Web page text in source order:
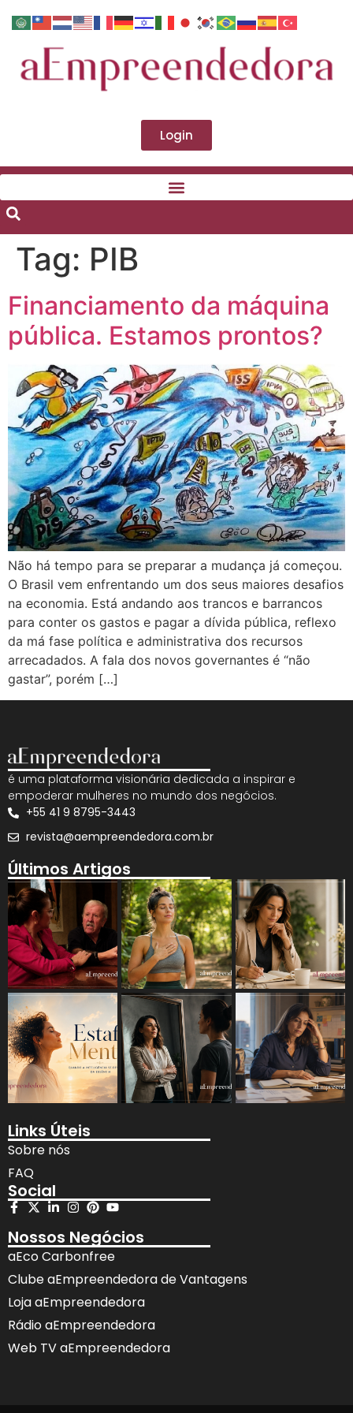
Login
Tag: PIB
Financiamento da máquina
pública. Estamos prontos?
Não há tempo para se preparar a mudança já começou.
O Brasil vem enfrentando um dos seus maiores desafios
na economia. Está andando aos trancos e barrancos
para conter os gastos e pagar a dívida pública, reflexo
da má fase política e administrativa dos recursos
arrecadados. A fala dos novos governantes é “não
gastar”, porém […]
é uma plataforma visionária dedicada a inspirar e
empoderar mulheres no mundo dos negócios.
+55 41 9 8795-3443
revista@aempreendedora.com.br
Últimos Artigos
Links Úteis
Sobre nós
FAQ
Social
Nossos Negócios
aEco Carbonfree
Clube aEmpreendedora de Vantagens
Loja aEmpreendedora
Rádio aEmpreendedora
Web TV aEmpreendedora